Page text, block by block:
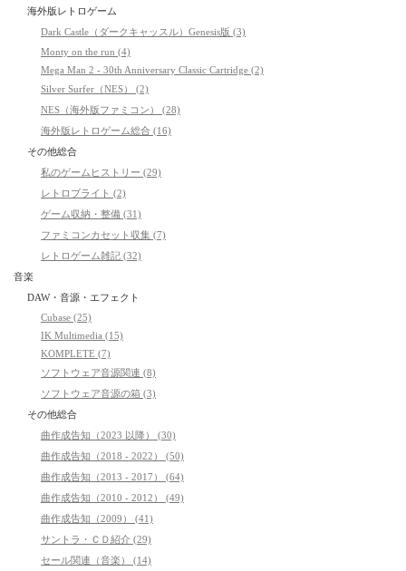
海外版レトロゲーム
Dark Castle（ダークキャッスル）Genesis版 (3)
Monty on the run (4)
Mega Man 2 - 30th Anniversary Classic Cartridge (2)
Silver Surfer（NES） (2)
NES（海外版ファミコン） (28)
海外版レトロゲーム総合 (16)
その他総合
私のゲームヒストリー (29)
レトロブライト (2)
ゲーム収納・整備 (31)
ファミコンカセット収集 (7)
レトロゲーム雑記 (32)
音楽
DAW・音源・エフェクト
Cubase (25)
IK Multimedia (15)
KOMPLETE (7)
ソフトウェア音源関連 (8)
ソフトウェア音源の箱 (3)
その他総合
曲作成告知（2023 以降） (30)
曲作成告知（2018 - 2022） (50)
曲作成告知（2013 - 2017） (64)
曲作成告知（2010 - 2012） (49)
曲作成告知（2009） (41)
サントラ・ＣＤ紹介 (29)
セール関連（音楽） (14)